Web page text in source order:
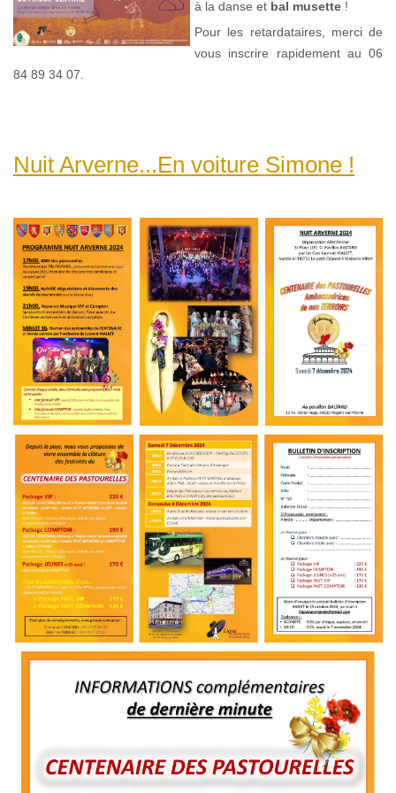
à la danse et bal musette !
Pour les retardataires, merci de
vous inscrire rapidement au 06
84 89 34 07.
Nuit Arverne...En voiture Simone !